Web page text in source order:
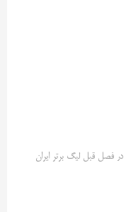
تخلف را در فصل قبل لیگ برتر ایران